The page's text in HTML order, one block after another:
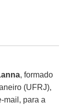
, formado
(UFRJ),
mail, para a